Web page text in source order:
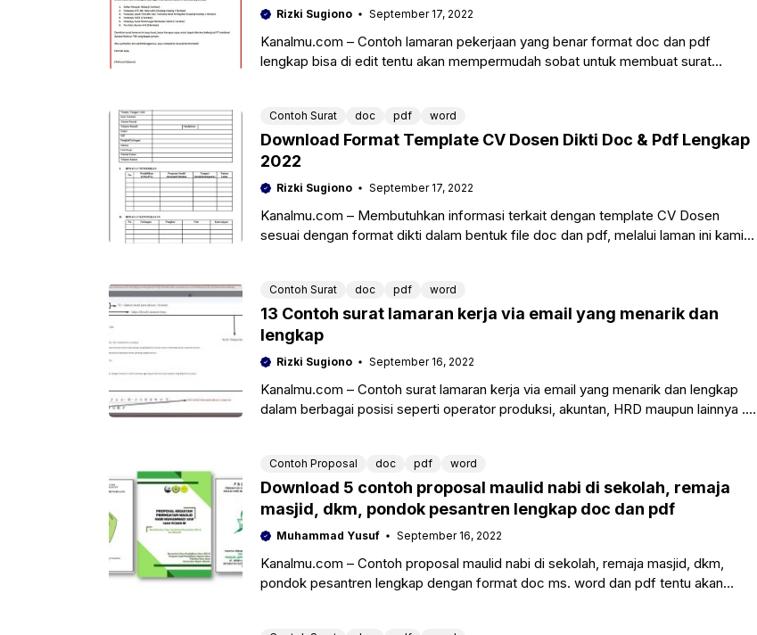
Rizki Sugiono September 17, 2022
Kanalmu.com – Contoh lamaran pekerjaan yang benar format doc dan pdf
lengkap bisa di edit tentu akan mempermudah sobat untuk membuat surat
Contoh Surat doc pdf word
Download Format Template CV Dosen Dikti Doc & Pdf Lengkap
2022
Rizki Sugiono September 17, 2022
Kanalmu.com – Membutuhkan informasi terkait dengan template CV Dosen
sesuai dengan format dikti dalam bentuk file doc dan pdf, melalui laman ini kami
Contoh Surat doc pdf word
13 Contoh surat lamaran kerja via email yang menarik dan
lengkap
Rizki Sugiono September 16, 2022
Kanalmu.com – Contoh surat lamaran kerja via email yang menarik dan lengkap
dalam berbagai posisi seperti operator produksi, akuntan, HRD maupun lainnya .
Contoh Proposal doc pdf word
Download 5 contoh proposal maulid nabi di sekolah, remaja
masjid, dkm, pondok pesantren lengkap doc dan pdf
Muhammad Yusuf September 16, 2022
Kanalmu.com – Contoh proposal maulid nabi di sekolah, remaja masjid, dkm,
pondok pesantren lengkap dengan format doc ms. word dan pdf tentu akan